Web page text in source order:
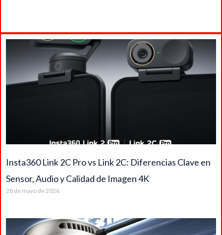
Insta360 Link 2C Pro vs Link 2C: Diferencias Clave en
Sensor, Audio y Calidad de Imagen 4K
28 de mayo de 2026